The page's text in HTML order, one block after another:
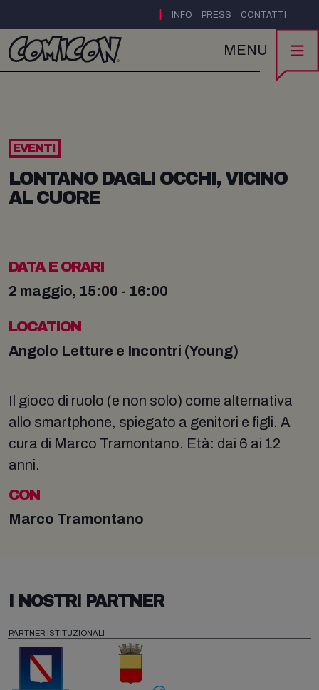
INFO PRESS CONTATTI
MENU
EVENTI
LONTANO DAGLI OCCHI, VICINO
AL CUORE
DATA E ORARI
2 maggio, 15:00 - 16:00
LOCATION
Angolo Letture e Incontri (Young)
Il gioco di ruolo (e non solo) come alternativa
allo smartphone, spiegato a genitori e figli. A
cura di Marco Tramontano. Età: dai 6 ai 12
anni.
CON
Marco Tramontano
I NOSTRI PARTNER
PARTNER ISTITUZIONALI